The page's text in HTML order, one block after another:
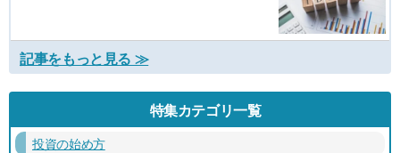
記事をもっと見る ≫
特集カテゴリ一覧
投資の始め方